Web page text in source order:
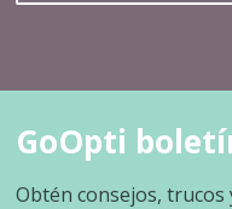
GoOpti
Obtén consejos, trucos